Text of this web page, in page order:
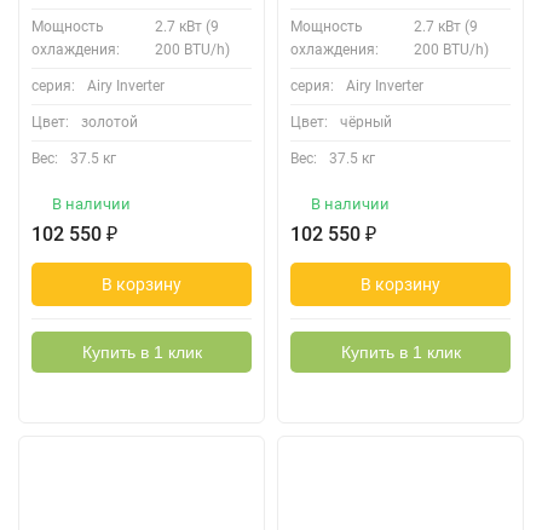
Мощность
охлаждения:
2.7 кВт (9
200 BTU/h)
серия: Airy Inverter
Цвет: золотой
Вес: 37.5 кг
В наличии
102 550 ₽
В корзину
Купить в 1 клик
Мощность
охлаждения:
2.7 кВт (9
200 BTU/h)
серия: Airy Inverter
Цвет: чёрный
Вес: 37.5 кг
В наличии
102 550 ₽
В корзину
Купить в 1 клик